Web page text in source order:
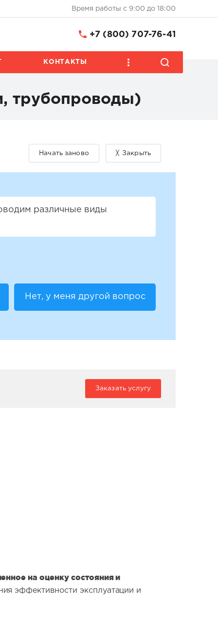
Время работы с 9:00 до 18:00
+7 (800) 707-76-41
КОНТАКТЫ
трубопроводы)
различные виды
Нет, у меня другой вопрос
Заказать услугу
на оценку состояния и
эффективности эксплуатации и